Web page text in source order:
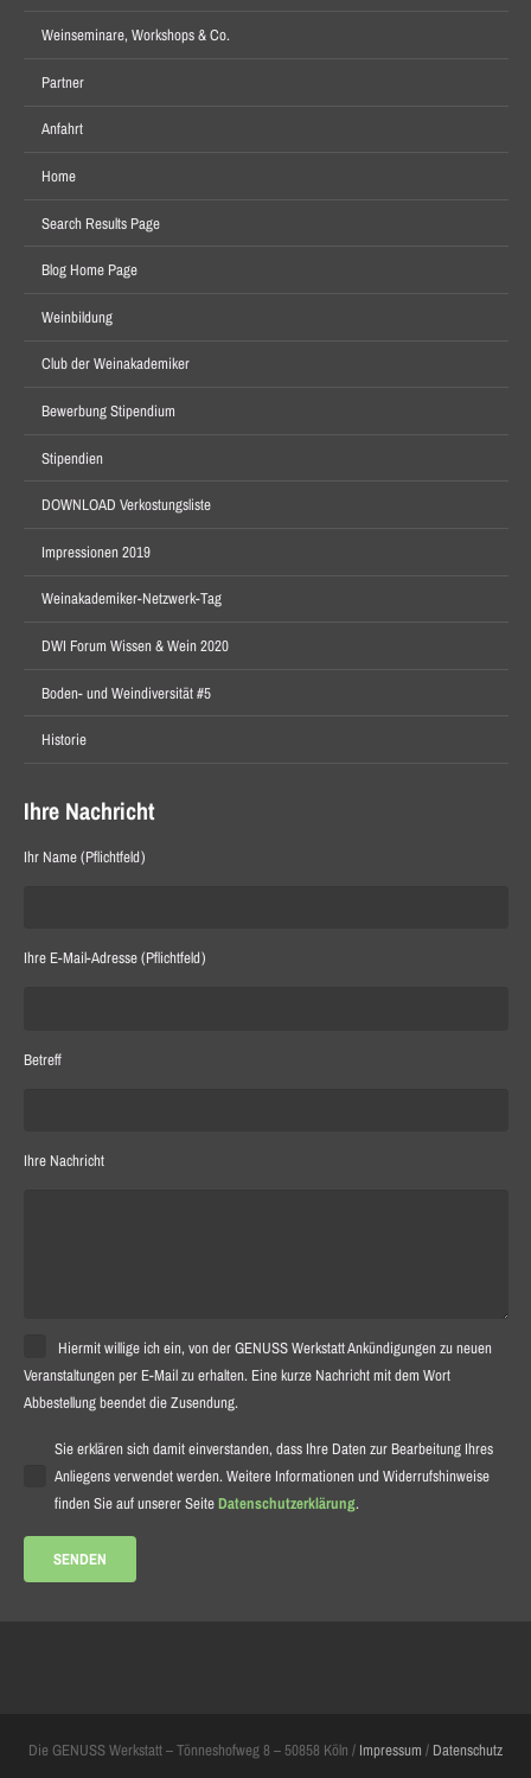
Weinseminare, Workshops & Co.
Partner
Anfahrt
Home
Search Results Page
Blog Home Page
Weinbildung
Club der Weinakademiker
Bewerbung Stipendium
Stipendien
DOWNLOAD Verkostungsliste
Impressionen 2019
Weinakademiker-Netzwerk-Tag
DWI Forum Wissen & Wein 2020
Boden- und Weindiversität #5
Historie
Ihre Nachricht
Ihr Name (Pflichtfeld)
Ihre E-Mail-Adresse (Pflichtfeld)
Betreff
Ihre Nachricht
Hiermit willige ich ein, von der GENUSS Werkstatt Ankündigungen zu neuen
Veranstaltungen per E-Mail zu erhalten. Eine kurze Nachricht mit dem Wort
Abbestellung beendet die Zusendung.
Sie erklären sich damit einverstanden, dass Ihre Daten zur Bearbeitung Ihres
Anliegens verwendet werden. Weitere Informationen und Widerrufshinweise
finden Sie auf unserer SeiteDatenschutzerklärung.
Die GENUSS Werkstatt – Tönneshofweg 8 – 50858 Köln / Impressum / Datenschutz